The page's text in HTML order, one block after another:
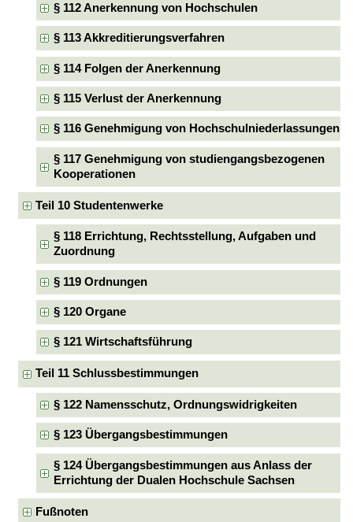
§ 112 Anerkennung von Hochschulen
§ 113 Akkreditierungsverfahren
§ 114 Folgen der Anerkennung
§ 115 Verlust der Anerkennung
§ 116 Genehmigung von Hochschulniederlassungen
§ 117 Genehmigung von studiengangsbezogenen
Kooperationen
Teil 10 Studentenwerke
§ 118 Errichtung, Rechtsstellung, Aufgaben und
Zuordnung
§ 119 Ordnungen
§ 120 Organe
§ 121 Wirtschaftsführung
Teil 11 Schlussbestimmungen
§ 122 Namensschutz, Ordnungswidrigkeiten
§ 123 Übergangsbestimmungen
§ 124 Übergangsbestimmungen aus Anlass der
Errichtung der Dualen Hochschule Sachsen
Fußnoten